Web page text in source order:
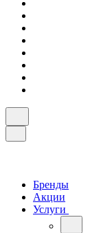
Бренды
Акции
Услуги